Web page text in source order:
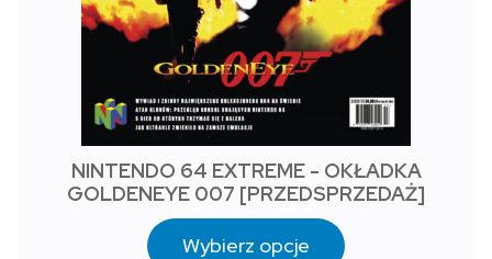
NINTENDO 64 EXTREME - OKŁADKA
GOLDENEYE 007 [PRZEDSPRZEDAŻ]
Wybierz opcje